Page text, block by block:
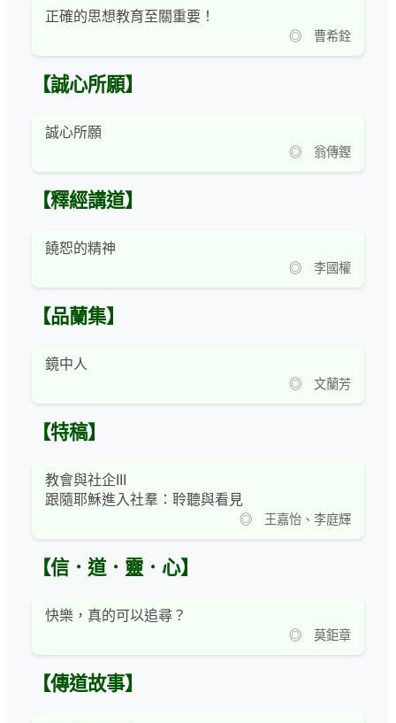
正確的思想教育至關重要！
◎ 曹希銓
【誠心所願】
誠心所願
◎ 翁傳鏗
【釋經講道】
饒恕的精神
◎ 李國權
【品蘭集】
鏡中人
◎ 文蘭芳
【特稿】
教會與社企III
跟隨耶穌進入社羣：聆聽與看見
◎ 王嘉怡、李庭輝
【信．道．靈．心】
快樂，真的可以追尋？
◎ 莫鉅章
【傳道故事】